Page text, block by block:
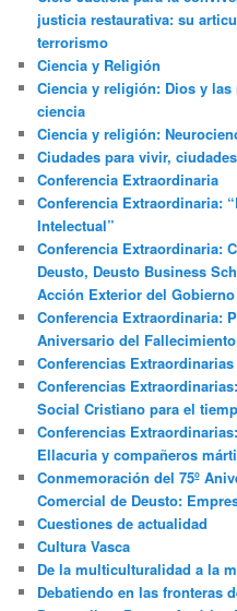
justicia restaurativa: su
terrorismo
Ciencia y Religión
Ciencia y religión: Dios y
ciencia
Ciencia y religión:
Ciudades para vivir,
Conferencia Extraordinaria
Conferencia Extraordinaria:
Intelectual”
Conferencia Extraordinaria:
Deusto, Deusto Business
Acción Exterior del Gobierno
Conferencia Extraordinaria:
Aniversario del
Conferencias Extraordinarias
Conferencias
Social Cristiano para el
Conferencias
Ellacuria y compañeros
Conmemoración del 75º
Comercial de Deusto:
Cuestiones de actualidad
Cultura Vasca
De la multiculturalidad a la
Debatiendo en las fronteras